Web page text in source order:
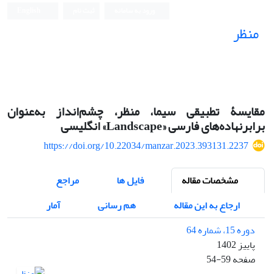
منظر
مقایسۀ تطبیقی سیما، منظر، چشم‌‌انداز به‌عنوان
برابرنهاده‌‌های فارسی «Landscape» انگلیسی
https://doi.org/10.22034/manzar.2023.393131.2237
مشخصات مقاله
فایل ها
مراجع
ارجاع به این مقاله
هم رسانی
آمار
دوره 15، شماره 64
پاییز 1402
صفحه54-59